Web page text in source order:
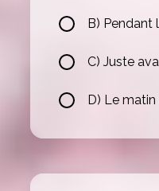
B) Pendant
C) Juste
D) Le matin